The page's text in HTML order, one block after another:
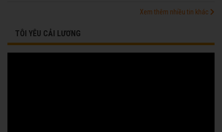
Xem thêm nhiều tin khác
TÔI YÊU CẢI LƯƠNG